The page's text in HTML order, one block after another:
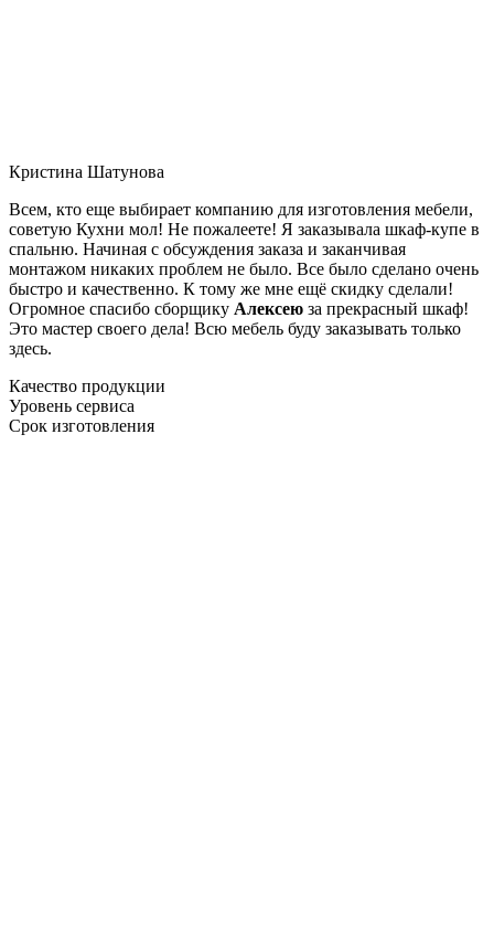
Кристина Шатунова
Всем, кто еще выбирает компанию для изготовления мебели,
советую Кухни мол! Не пожалеете! Я заказывала шкаф-купе в
спальню. Начиная с обсуждения заказа и заканчивая
монтажом никаких проблем не было. Все было сделано очень
быстро и качественно. К тому же мне ещё скидку сделали!
Огромное спасибо сборщику Алексею за прекрасный шкаф!
Это мастер своего дела! Всю мебель буду заказывать только
здесь.
Качество продукции
Уровень сервиса
Срок изготовления